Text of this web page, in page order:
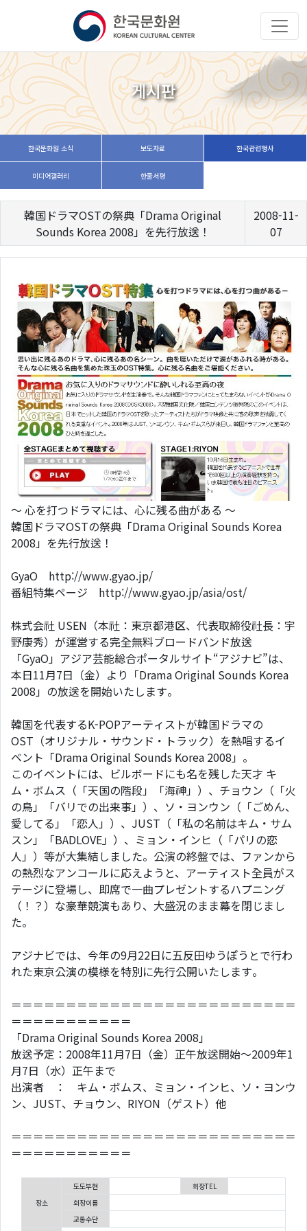
게시판
한국문화원 소식 보도자료 한국관련행사
미디어갤러리 한줄서평
韓国ドラマOSTの祭典「Drama Original
Sounds Korea 2008」を先行放送！
2008-11-
07
～ 心を打つドラマには、心に残る曲がある ～
韓国ドラマOSTの祭典「Drama Original Sounds Korea
2008」を先行放送！
GyaO http://www.gyao.jp/
番組特集ページ http://www.gyao.jp/asia/ost/
株式会社 USEN（本社：東京都港区、代表取締役社長：宇
野康秀）が運営する完全無料ブロードバンド放送
「GyaO」アジア芸能総合ポータルサイト“アジナビ”は、
本日11月7日（金）より「Drama Original Sounds Korea
2008」の放送を開始いたします。
韓国を代表するK-POPアーティストが韓国ドラマの
OST（オリジナル・サウンド・トラック）を熱唱するイ
ベント「Drama Original Sounds Korea 2008」。
このイベントには、ビルボードにも名を残した天才 キ
ム・ボムス（「天国の階段」「海神」）、チョウン（「火
の鳥」「バリでの出来事」）、ソ・ヨンウン（「ごめん、
愛してる」「恋人」）、JUST（「私の名前はキム・サム
スン」「BADLOVE」）、ミョン・インヒ（「パリの恋
人」）等が大集結しました。公演の終盤では、ファンから
の熱烈なアンコールに応えようと、アーティスト全員がス
テージに登場し、即席で一曲プレゼントするハプニング
（！？）な豪華競演もあり、大盛況のまま幕を閉じまし
た。
アジナビでは、今年の9月22日に五反田ゆうぽうとで行わ
れた東京公演の模様を特別に先行公開いたします。
＝＝＝＝＝＝＝＝＝＝＝＝＝＝＝＝＝＝＝＝＝＝＝＝＝＝
＝＝＝＝＝＝＝＝＝＝＝
「Drama Original Sounds Korea 2008」
放送予定：2008年11月7日（金）正午放送開始～2009年1
月7日（水）正午まで
出演者 ： キム・ボムス、ミョン・インヒ、ソ・ヨンウ
ン、JUST、チョウン、RIYON（ゲスト）他
＝＝＝＝＝＝＝＝＝＝＝＝＝＝＝＝＝＝＝＝＝＝＝＝＝＝
＝＝＝＝＝＝＝＝＝＝＝
장소
도도부현
회장TEL
회장이름
교통수단